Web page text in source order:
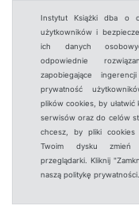
Instytut Książki dba o
użytkowników i
ich danych
odpowiednie
zapobiegające
prywatność
plików cookies, by ułatwić
serwisów oraz do celów
chcesz, by pliki cookies
Twoim dysku zmień
przeglądarki. Kliknij
naszą politykę prywatności.